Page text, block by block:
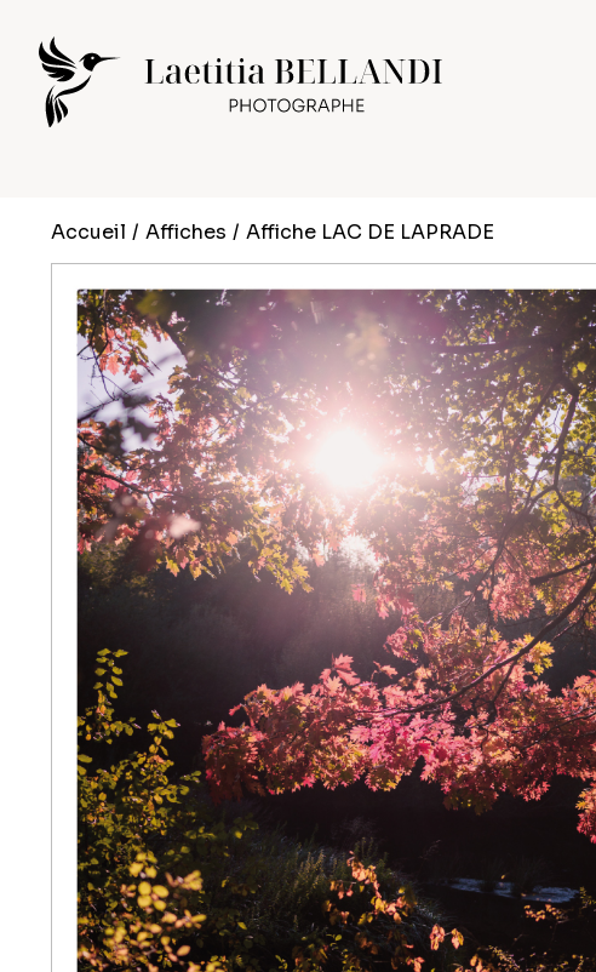
Accueil / Affiches / Affiche LAC DE LAPRADE